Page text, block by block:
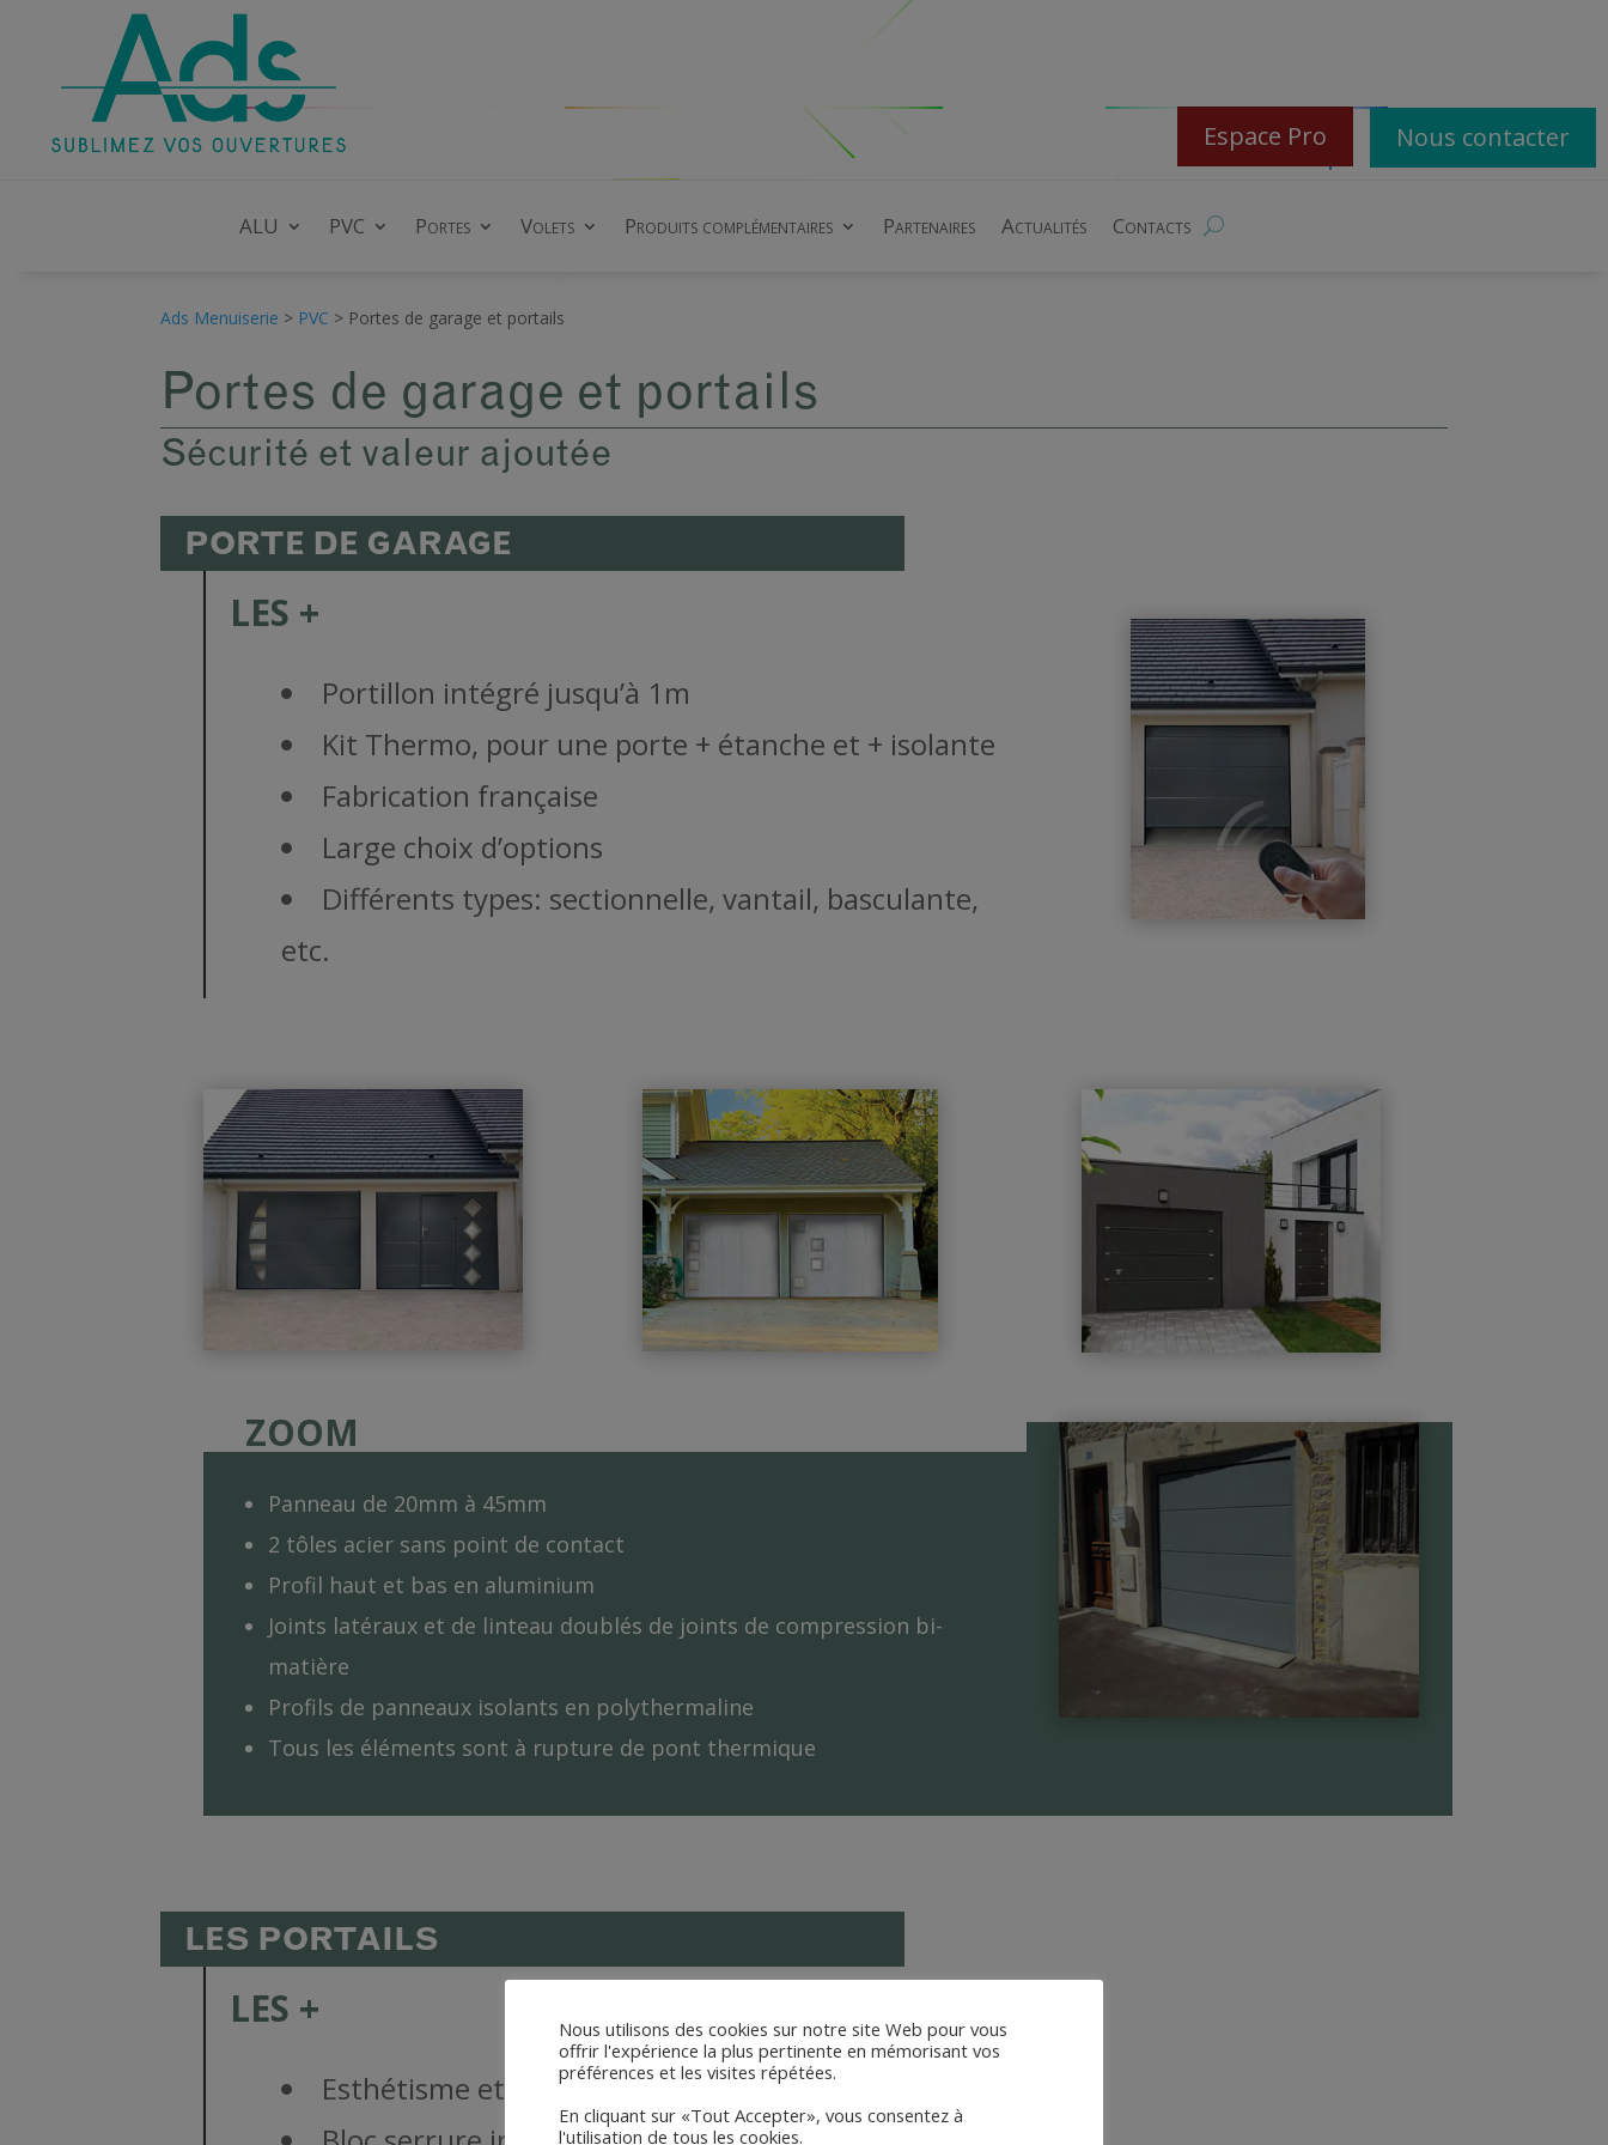
Espace Pro Nous contacter
ALU PVC Portes Volets Produits complémentaires Partenaires Actualités Contacts
Ads Menuiserie > PVC > Portes de garage et portails
Portes de garage et portails
Sécurité et valeur ajoutée
PORTE DE GARAGE
LES +
Portillon intégré jusqu’à 1m
Kit Thermo, pour une porte + étanche et + isolante
Fabrication française
Large choix d’options
Différents types: sectionnelle, vantail, basculante,
etc.
ZOOM
Panneau de 20mm à 45mm
2 tôles acier sans point de contact
Profil haut et bas en aluminium
Joints latéraux et de linteau doublés de joints de compression bi-
matière
Profils de panneaux isolants en polythermaline
Tous les éléments sont à rupture de pont thermique
LES PORTAILS
LES +
Esthétisme et résistance dans le temps
Nous utilisons des cookies sur notre site Web pour vous
offrir l'expérience la plus pertinente en mémorisant vos
préférences et les visites répétées.
En cliquant sur «Tout Accepter», vous consentez à
l'utilisation de tous les cookies.